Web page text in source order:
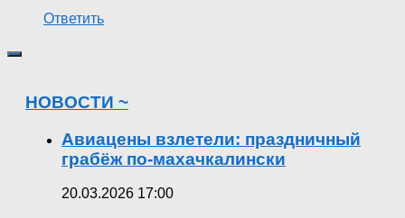
Ответить
НОВОСТИ ~
Авиацены взлетели: праздничный
грабёж по-махачкалински
20.03.2026 17:00